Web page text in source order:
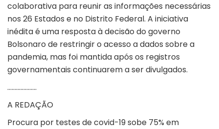
colaborativa para reunir as informações necessárias
nos 26 Estados e no Distrito Federal. A iniciativa
inédita é uma resposta à decisão do governo
Bolsonaro de restringir o acesso a dados sobre a
pandemia, mas foi mantida após os registros
governamentais continuarem a ser divulgados.
………………..
A REDAÇÃO
Procura por testes de covid-19 sobe 75% em